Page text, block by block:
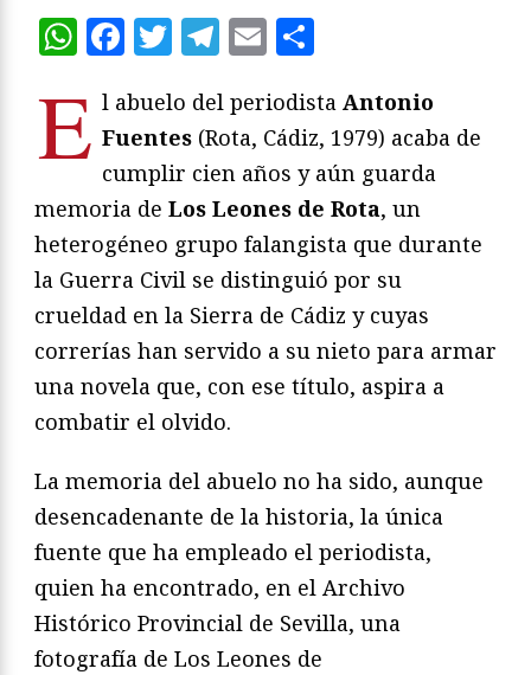
WhatsApp
Facebook
Twitter
Telegram
Email
E l abuelo del periodista Antonio
Fuentes (Rota, Cádiz, 1979) acaba de
cumplir cien años y aún guarda
memoria de Los Leones de Rota, un
heterogéneo grupo falangista que durante
la Guerra Civil se distinguió por su
crueldad en la Sierra de Cádiz y cuyas
correrías han servido a su nieto para armar
una novela que, con ese título, aspira a
combatir el olvido.
La memoria del abuelo no ha sido, aunque
desencadenante de la historia, la única
fuente que ha empleado el periodista,
quien ha encontrado, en el Archivo
Histórico Provincial de Sevilla, una
fotografía de Los Leones de